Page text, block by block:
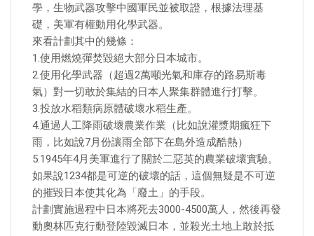
學，生物武器攻擊中國軍民並被取證，根據法理基
礎，美軍有權動用化學武器。
來看計劃其中的幾條：
1.使用燃燒彈焚毀絕大部分日本城市。
2.使用化學武器（超過2萬噸光氣和庫存的路易斯毒
氣）對一切敢於集結的日本人聚集群體進行打擊。
3.投放水稻類病原體破壞水稻生產。
4.通過人工降雨破壞農業作業（比如說灌漿期瘋狂下
雨，比如說7月份讓雨全部下在島外造成酷熱）
5.1945年4月美軍進行了關於二惡英的農業破壞實驗。
如果說1234都是可逆的破壞的話，這個無疑是不可逆
的摧毀日本使其化為「廢土」的手段。
計劃實施過程中日本將死去3000-4500萬人，然後再發
動奧林匹克行動登陸毀滅日本，並殺光土地上敢於抵